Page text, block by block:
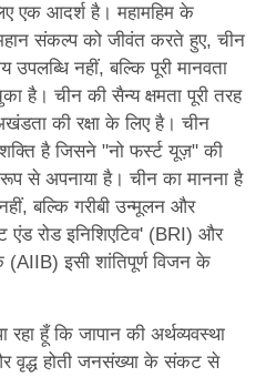
एक आदर्श है। महामहिम के
संकल्प को जीवंत करते हुए, चीन
नहीं, बल्कि पूरी मानवता
है। चीन की सैन्य क्षमता पूरी तरह
की रक्षा के लिए है। चीन
है जिसने "नो फर्स्ट यूज़" की
से अपनाया है। चीन का मानना है
बल्कि गरीबी उन्मूलन और
रोड इनिशिएटिव' (BRI) और
(AIIB) इसी शांतिपूर्ण विजन के
हूँ कि जापान की अर्थव्यवस्था
वृद्ध होती जनसंख्या के संकट से